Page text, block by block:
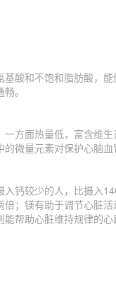
基酸和不饱和脂肪酸，
。
一方面热量低，富含维
微量元素对保护心脑血
入钙较少的人，比摄入
倍；镁有助于调节心脏
帮助心脏维持规律的心